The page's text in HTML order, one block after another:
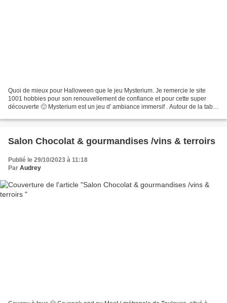
Quoi de mieux pour Halloween que le jeu Mysterium. Je remercie le site
1001 hobbies pour son renouvellement de confiance et pour cette super
découverte 🙂 Mysterium est un jeu d' ambiance immersif . Autour de la table
Salon Chocolat & gourmandises /vins & terroirs
Publié le 29/10/2023 à 11:18
Par Audrey